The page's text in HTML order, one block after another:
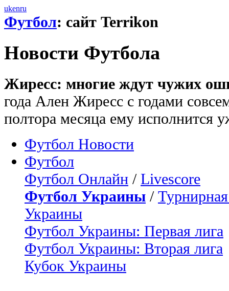
ukenru
Футбол: сайт Terrikon
Новости Футбола
Жиресс: многие ждут чужих
года Ален Жиресс с годами
полтора месяца ему исполнится
Футбол Новости
Футбол
Футбол Онлайн / Livescore
Футбол Украины /
Украины
Футбол Украины: Первая лига
Футбол Украины: Вторая лига
Кубок Украины